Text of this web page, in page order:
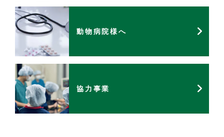
動物病院様へ
協力事業